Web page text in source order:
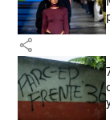
share